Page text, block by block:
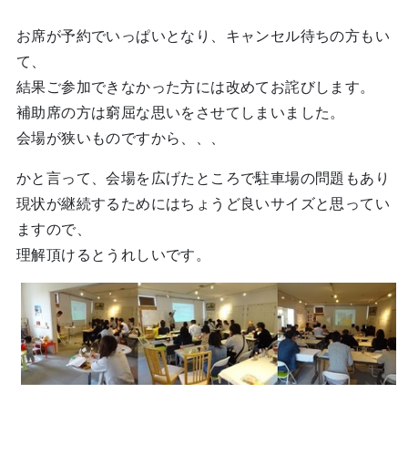
お席が予約でいっぱいとなり、キャンセル待ちの方もい
て、
結果ご参加できなかった方には改めてお詫びします。
補助席の方は窮屈な思いをさせてしまいました。
会場が狭いものですから、、、
かと言って、会場を広げたところで駐車場の問題もあり
現状が継続するためにはちょうど良いサイズと思ってい
ますので、
理解頂けるとうれしいです。